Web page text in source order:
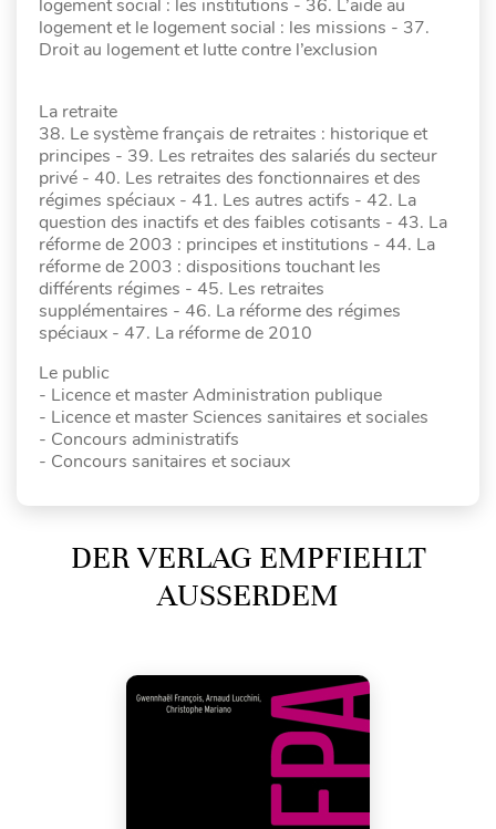
logement social : les institutions - 36. L’aide au
logement et le logement social : les missions - 37.
Droit au logement et lutte contre l’exclusion
La retraite
38. Le système français de retraites : historique et
principes - 39. Les retraites des salariés du secteur
privé - 40. Les retraites des fonctionnaires et des
régimes spéciaux - 41. Les autres actifs - 42. La
question des inactifs et des faibles cotisants - 43. La
réforme de 2003 : principes et institutions - 44. La
réforme de 2003 : dispositions touchant les
différents régimes - 45. Les retraites
supplémentaires - 46. La réforme des régimes
spéciaux - 47. La réforme de 2010
Le public
- Licence et master Administration publique
- Licence et master Sciences sanitaires et sociales
- Concours administratifs
- Concours sanitaires et sociaux
DER VERLAG EMPFIEHLT
AUSSERDEM